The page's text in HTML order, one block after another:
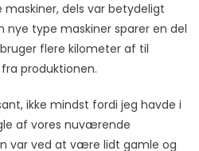
dels var betydeligt
nye type maskiner sparer en del
flere kilometer af til
produktionen.
ikke mindst fordi jeg havde i
af vores nuværende
var ved at være lidt gamle og